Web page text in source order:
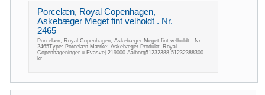
Porcelæn, Royal Copenhagen,
Askebæger Meget fint velholdt . Nr.
2465
Porcelæn, Royal Copenhagen, Askebæger Meget fint velholdt . Nr.
2465Type: Porcelæn Mærke: Askebæger Produkt: Royal
Copenhageninger u.Evasvej 219000 Aalborg51232388,51232388300
kr.